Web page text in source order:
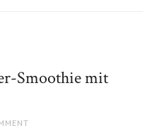
Smoothie mit